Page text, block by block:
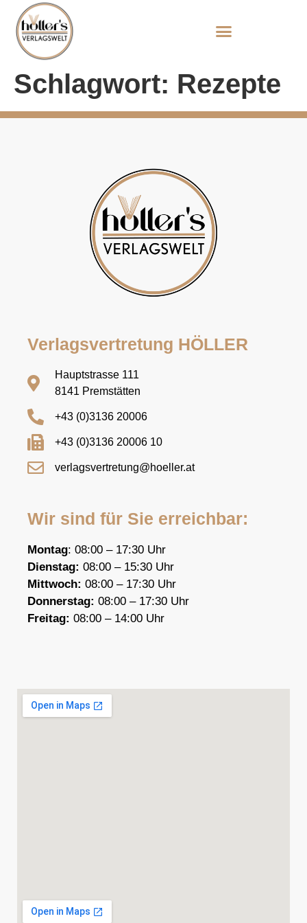
Schlagwort: Rezepte
Verlagsvertretung HÖLLER
Hauptstrasse 111
8141 Premstätten
+43 (0)3136 20006
+43 (0)3136 20006 10
verlagsvertretung@hoeller.at
Wir sind für Sie erreichbar:
Montag: 08:00 – 17:30 Uhr
Dienstag: 08:00 – 15:30 Uhr
Mittwoch: 08:00 – 17:30 Uhr
Donnerstag: 08:00 – 17:30 Uhr
Freitag: 08:00 – 14:00 Uhr